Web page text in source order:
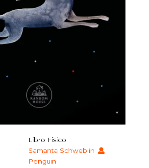
Libro Físico
Samanta Schweblin
Penguin